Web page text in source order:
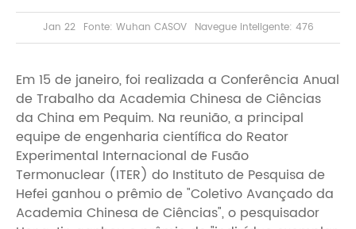
Jan 22 Fonte: Wuhan CASOV Navegue inteligente: 476
Em 15 de janeiro, foi realizada a Conferência Anual
de Trabalho da Academia Chinesa de Ciências
da China em Pequim. Na reunião, a principal
equipe de engenharia científica do Reator
Experimental Internacional de Fusão
Termonuclear (ITER) do Instituto de Pesquisa de
Hefei ganhou o prêmio de "Coletivo Avançado da
Academia Chinesa de Ciências", o pesquisador